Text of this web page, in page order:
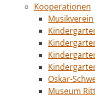
Kooperationen
Musikverein
Oskar-
Museum